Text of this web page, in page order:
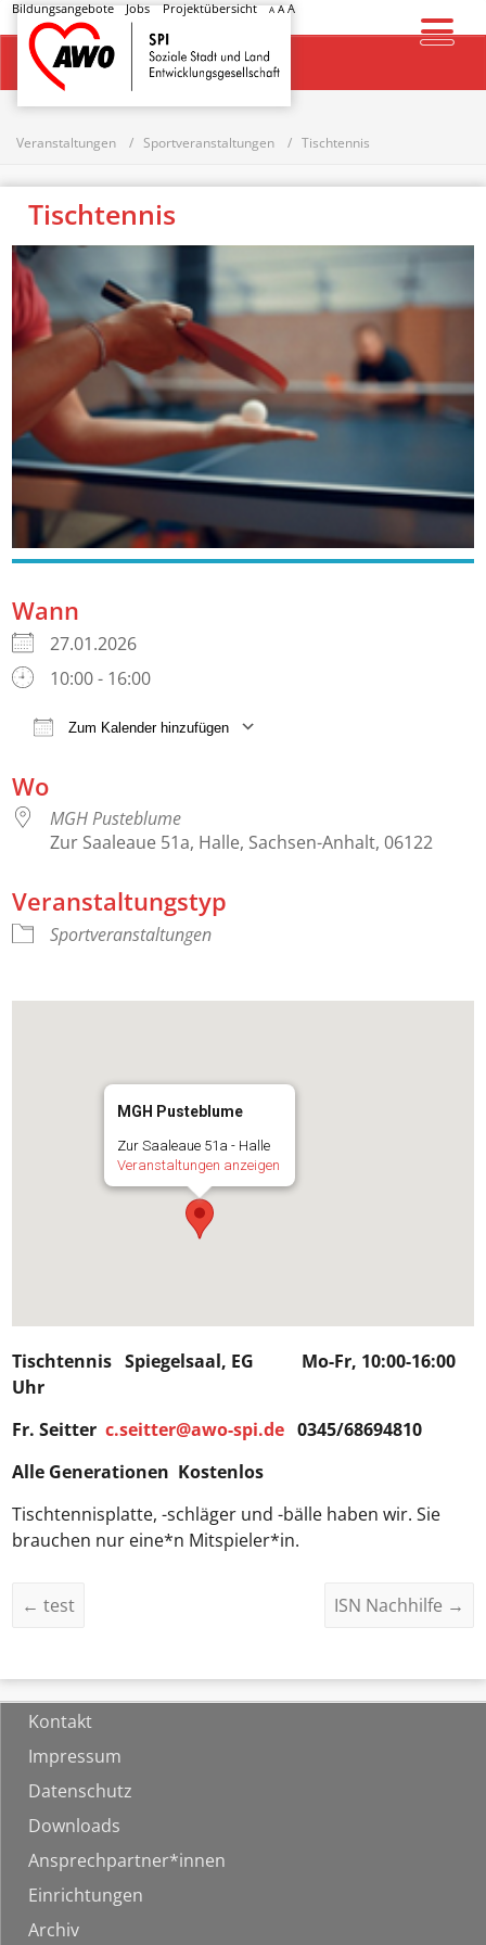
Bildungsangebote Jobs Projektübersicht A AA
Startseite
Veranstaltungen Sportveranstaltungen Tischtennis
Tischtennis
Wann
27.01.2026
10:00 - 16:00
Zum Kalender hinzufügen
Wo
MGH Pusteblume
Zur Saaleaue 51a, Halle, Sachsen-Anhalt, 06122
Veranstaltungstyp
Sportveranstaltungen
MGH Pusteblume
Zur Saaleaue 51a - Halle
Veranstaltungen anzeigen
Tischtennis Spiegelsaal, EG Mo-Fr, 10:00-16:00
Uhr
Fr. Seitterc.seitter@awo-spi.de 0345/68694810
Alle Generationen Kostenlos
Tischtennisplatte, -schläger und -bälle haben wir. Sie
brauchen nur eine*n Mitspieler*in.
← test ISN Nachhilfe →
Kontakt
Impressum
Datenschutz
Downloads
Ansprechpartner*innen
Einrichtungen
Archiv